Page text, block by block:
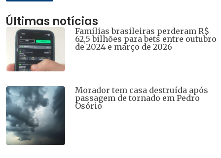
Últimas notícias
Famílias brasileiras perderam R$
62,5 bilhões para bets entre outubro
de 2024 e março de 2026
Morador tem casa destruída após
passagem de tornado em Pedro
Osório